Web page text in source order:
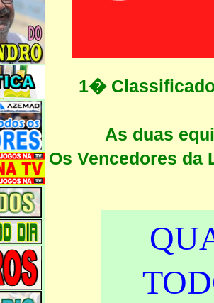
1�
As duas
Os Vencedores